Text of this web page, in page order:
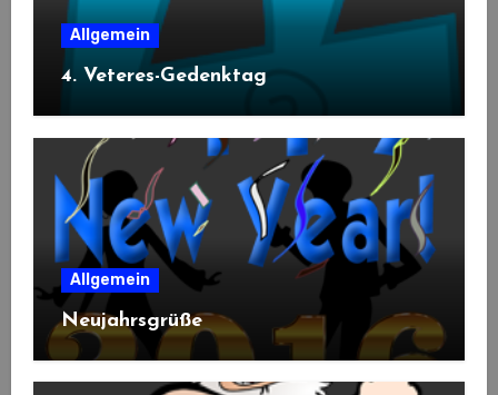
Allgemein
4. Veteres-Gedenktag
Allgemein
Neujahrsgrüße